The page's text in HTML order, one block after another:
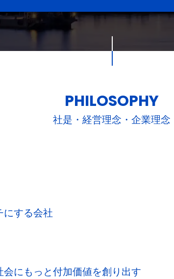
PHILOSOPHY
社是・経営理念・企業理念
にする会社
にもっと付加価値を創り出す